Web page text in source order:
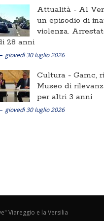
Attualità - Al
un episodio di
violenza.
28 anni
giovedì 30 luglio 2026
Cultura - Gamc,
Museo di
per altri 3 anni
giovedì 30 luglio 2026
Viareggio e la Versilia